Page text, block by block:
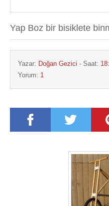
Yap Boz bir bisiklete
Yazar: Doğan Gezici - Saat:
Yorum: 1